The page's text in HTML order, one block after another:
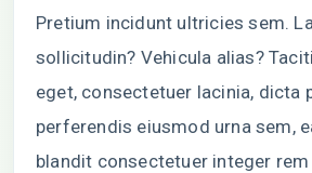
Pretium incidunt ultricies sem.
sollicitudin? Vehicula alias?
eget, consectetuer lacinia, dicta
perferendis eiusmod urna sem,
blandit consectetuer integer